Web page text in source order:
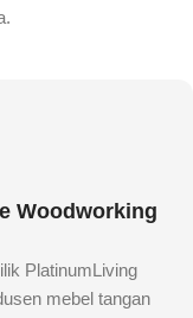
Woodworking
PlatinumLiving
mebel tangan